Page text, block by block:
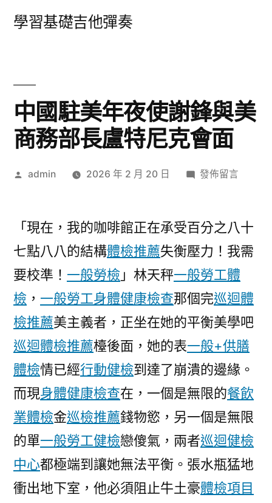
學習基礎吉他彈奏
中國駐美年夜使謝鋒與美
商務部長盧特尼克會面
作
admin 2026 年 2 月 20 日
在
駐
美
年
夜
使
鋒
與
美
商
務
部
盧
特
尼
克
發佈留言
「現在，我的咖啡館正在承受百分之八十
七點八八的結構體檢推薦失衡壓力！我需
要校準！ 一般勞檢 」林天秤一般勞工體
檢 ， 一般勞工身體健康檢查那個完巡迴體
檢推薦美主義者，正坐在她的平衡美學吧
巡迴體檢推薦檯後面，她的表一般+供膳
體檢情已經行動健檢到達了崩潰的邊緣。
而現身體健康檢查在，一個是無限的餐飲
業體檢金巡檢推薦錢物慾，另一個是無限
的單一般勞工健檢戀傻氣，兩者巡迴健檢
中心都極端到讓她無法平衡。張水瓶猛地
衝出地下室，他必須阻止牛土豪體檢項目